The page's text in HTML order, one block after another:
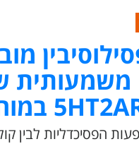
משמעותית
הפסיכדליות לבין